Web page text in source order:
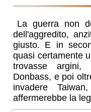
La guerra non
dell'aggredito,
giusto. E in
quasi certamente
trovasse argini,
Donbass, e poi
invadere
affermerebbe la